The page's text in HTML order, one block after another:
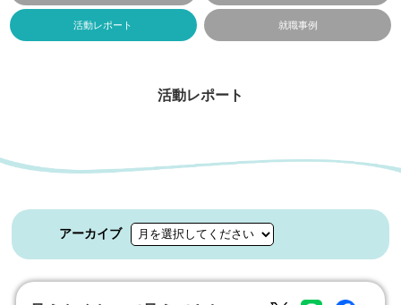
活動レポート 就職事例
活動レポート
アーカイブ